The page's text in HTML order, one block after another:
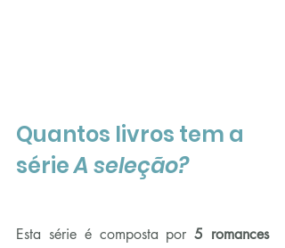
Quantos livros tem a
série A seleção?
Esta série é composta por
5 romances